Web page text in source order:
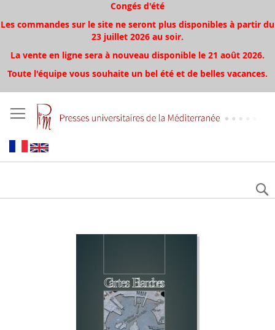
Congés d'été
Les commandes sur le site ne seront plus disponibles à partir du
23 juillet 2026 au soir.
La vente en ligne sera à nouveau disponible le 21 août 2026.
Toute l'équipe vous souhaite un bel été et de belles vacances.